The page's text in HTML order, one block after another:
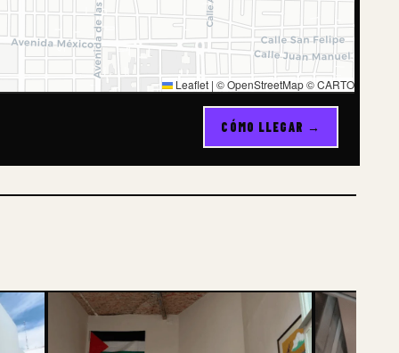
Leaflet | © OpenStreetMap © CARTO
CÓMO LLEGAR →